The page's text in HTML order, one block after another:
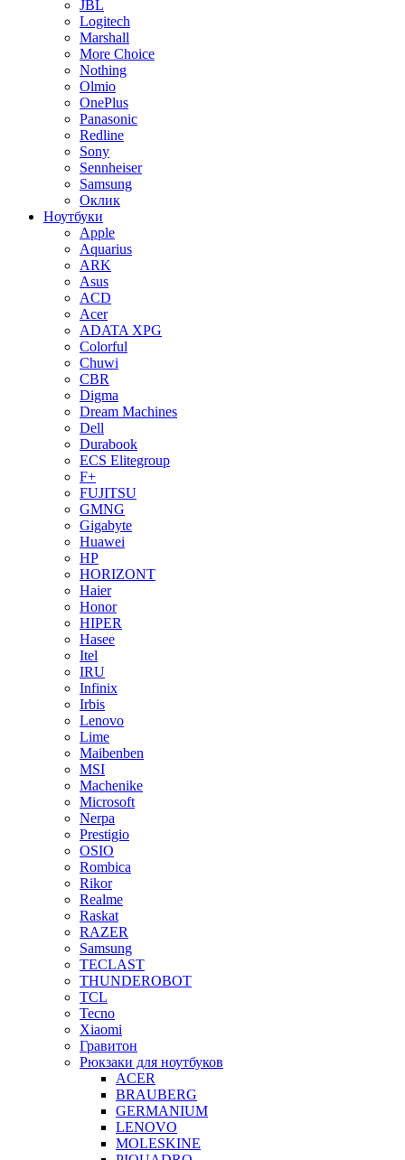
JBL
Logitech
Marshall
More Choice
Nothing
Olmio
OnePlus
Panasonic
Redline
Sony
Sennheiser
Samsung
Оклик
Ноутбуки
Apple
Aquarius
ARK
Asus
ACD
Acer
ADATA XPG
Colorful
Chuwi
CBR
Digma
Dream Machines
Dell
Durabook
ECS Elitegroup
F+
FUJITSU
GMNG
Gigabyte
Huawei
HP
HORIZONT
Haier
Honor
HIPER
Hasee
Itel
IRU
Infinix
Irbis
Lenovo
Lime
Maibenben
MSI
Machenike
Microsoft
Nerpa
Prestigio
OSIO
Rombica
Rikor
Realme
Raskat
RAZER
Samsung
TECLAST
THUNDEROBOT
TCL
Tecno
Xiaomi
Гравитон
Рюкзаки для ноутбуков
ACER
BRAUBERG
GERMANIUM
LENOVO
MOLESKINE